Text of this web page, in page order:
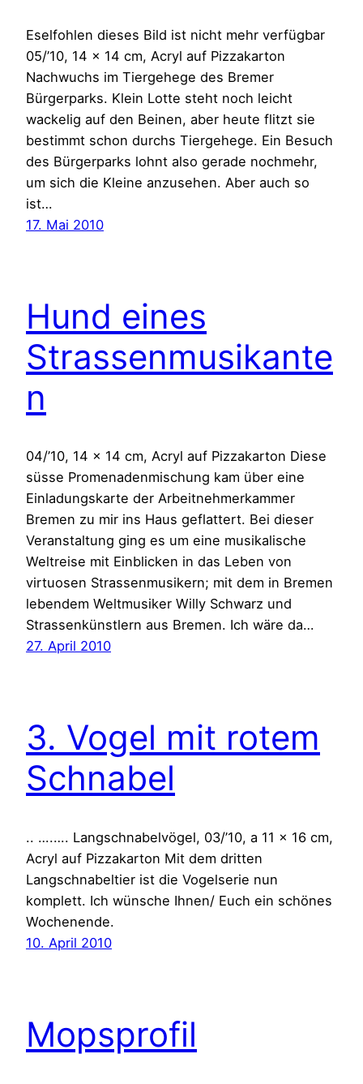
Eselfohlen dieses Bild ist nicht mehr verfügbar
05/’10, 14 x 14 cm, Acryl auf Pizzakarton
Nachwuchs im Tiergehege des Bremer
Bürgerparks. Klein Lotte steht noch leicht
wackelig auf den Beinen, aber heute flitzt sie
bestimmt schon durchs Tiergehege. Ein Besuch
des Bürgerparks lohnt also gerade nochmehr,
um sich die Kleine anzusehen. Aber auch so
ist…
17. Mai 2010
Hund eines
Strassenmusikante
n
04/’10, 14 x 14 cm, Acryl auf Pizzakarton Diese
süsse Promenadenmischung kam über eine
Einladungskarte der Arbeitnehmerkammer
Bremen zu mir ins Haus geflattert. Bei dieser
Veranstaltung ging es um eine musikalische
Weltreise mit Einblicken in das Leben von
virtuosen Strassenmusikern; mit dem in Bremen
lebendem Weltmusiker Willy Schwarz und
Strassenkünstlern aus Bremen. Ich wäre da…
27. April 2010
3. Vogel mit rotem
Schnabel
.. ….…. Langschnabelvögel, 03/’10, a 11 x 16 cm,
Acryl auf Pizzakarton Mit dem dritten
Langschnabeltier ist die Vogelserie nun
komplett. Ich wünsche Ihnen/ Euch ein schönes
Wochenende.
10. April 2010
Mopsprofil